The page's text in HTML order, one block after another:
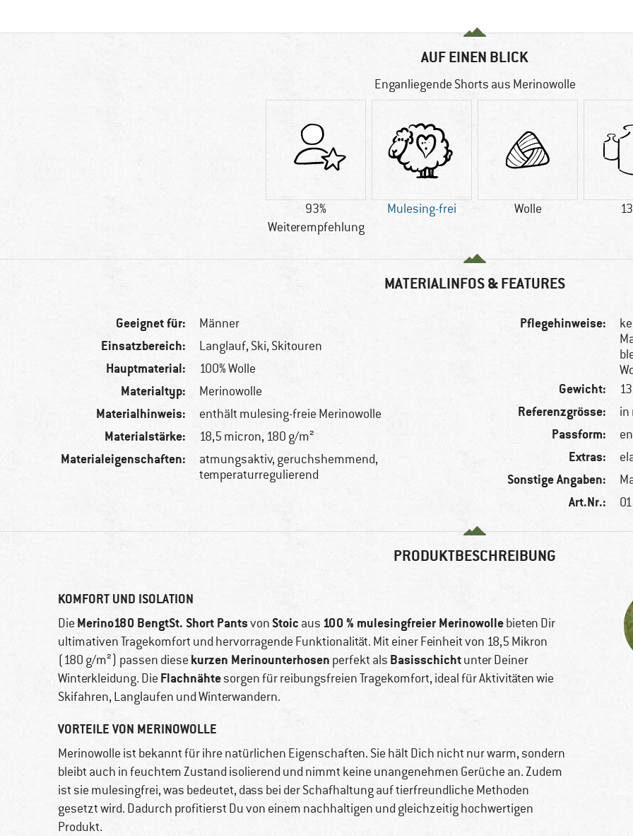
AUF EINEN BLICK
Enganliegende Shorts aus Merinowolle
93%
Weiterempfehlung
Mulesing-frei Wolle
MATERIALINFOS & FEATURES
Geeignet für: Männer
Einsatzbereich: Langlauf, Ski, Skitouren
Hauptmaterial: 100% Wolle
Materialtyp: Merinowolle
Materialhinweis: enthält mulesing-freie Merinowolle
Materialstärke: 18,5 micron, 180 g/m²
Materialeigenschaften:
atmungsaktiv, geruchshemmend,
temperaturregulierend
Pflegehinweise:
Gewicht:
Referenzgrösse: in
Passform:
Extras:
Sonstige Angaben:
Art.Nr.:
PRODUKTBESCHREIBUNG
KOMFORT UND ISOLATION
Die Merino180 BengtSt. Short PantsvonStoic aus 100 % mulesingfreier Merinowollebieten Dir
ultimativen Tragekomfort und hervorragende Funktionalität. Mit einer Feinheit von 18,5 Mikron
(180 g/m²) passen diese kurzen Merinounterhosen perfekt als Basisschichtunter Deiner
Winterkleidung. Die Flachnähtesorgen für reibungsfreien Tragekomfort, ideal für Aktivitäten wie
Skifahren, Langlaufen und Winterwandern.
VORTEILE VON MERINOWOLLE
Merinowolle ist bekannt für ihre natürlichen Eigenschaften. Sie hält Dich nicht nur warm, sondern
bleibt auch in feuchtem Zustand isolierend und nimmt keine unangenehmen Gerüche an. Zudem
ist sie mulesingfrei, was bedeutet, dass bei der Schafhaltung auf tierfreundliche Methoden
gesetzt wird. Dadurch profitierst Du von einem nachhaltigen und gleichzeitig hochwertigen
Produkt.